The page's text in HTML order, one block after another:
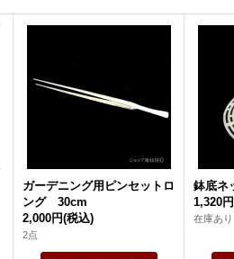
ガーデニング用ピンセットロ
ング 30cm
2,000円(税込)
2点
鉢底ネ
1,320円
在庫あり